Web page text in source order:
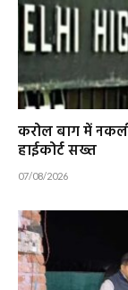
करोल बाग में नकली
हाईकोर्ट सख्त
07/08/2026